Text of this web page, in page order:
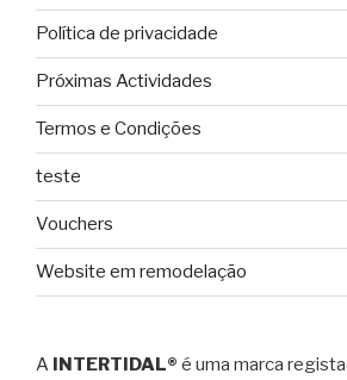
Política de privacidade
Próximas Actividades
Termos e Condições
teste
Vouchers
Website em remodelação
A INTERTIDAL® é uma marca